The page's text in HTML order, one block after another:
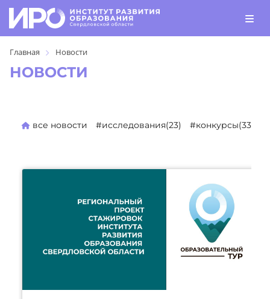
Главная Новости
НОВОСТИ
все новости #исследования(23) #конкурсы(330)